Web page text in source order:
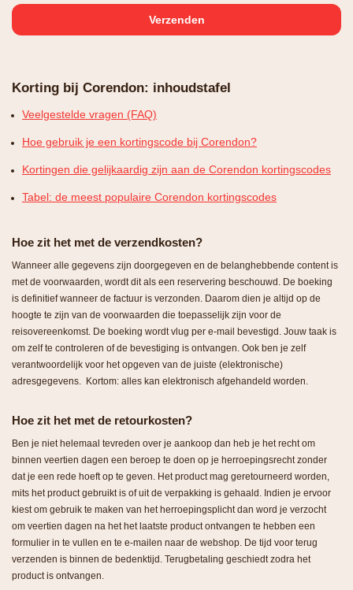
Korting bij Corendon: inhoudstafel
Veelgestelde vragen (FAQ)
Hoe gebruik je een kortingscode bij Corendon?
Kortingen die gelijkaardig zijn aan de Corendon kortingscodes
Tabel: de meest populaire Corendon kortingscodes
Hoe zit het met de verzendkosten?
Wanneer alle gegevens zijn doorgegeven en de belanghebbende content is
met de voorwaarden, wordt dit als een reservering beschouwd. De boeking
is definitief wanneer de factuur is verzonden. Daarom dien je altijd op de
hoogte te zijn van de voorwaarden die toepasselijk zijn voor de
reisovereenkomst. De boeking wordt vlug per e-mail bevestigd. Jouw taak is
om zelf te controleren of de bevestiging is ontvangen. Ook ben je zelf
verantwoordelijk voor het opgeven van de juiste (elektronische)
adresgegevens. Kortom: alles kan elektronisch afgehandeld worden.
Hoe zit het met de retourkosten?
Ben je niet helemaal tevreden over je aankoop dan heb je het recht om
binnen veertien dagen een beroep te doen op je herroepingsrecht zonder
dat je een rede hoeft op te geven. Het product mag geretourneerd worden,
mits het product gebruikt is of uit de verpakking is gehaald. Indien je ervoor
kiest om gebruik te maken van het herroepingsplicht dan word je verzocht
om veertien dagen na het het laatste product ontvangen te hebben een
formulier in te vullen en te e-mailen naar de webshop. De tijd voor terug
verzenden is binnen de bedenktijd. Terugbetaling geschiedt zodra het
product is ontvangen.